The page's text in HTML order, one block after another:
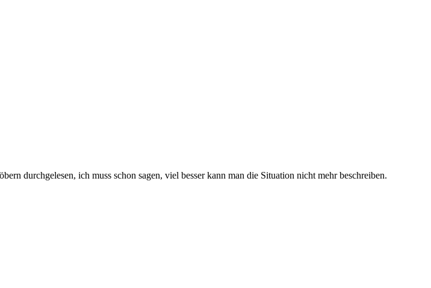
durchgelesen, ich muss schon sagen, viel besser kann man die Situation nicht mehr beschreiben.